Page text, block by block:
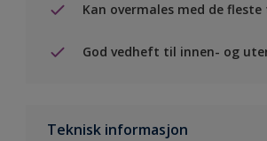
Kan overmales med de
God vedheft til innen- og
Teknisk informasjon